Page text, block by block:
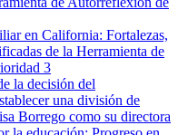
en California: Fortalezas,
de la Herramienta de
3
la decisión del
una división de
Borrego como su directora